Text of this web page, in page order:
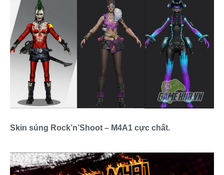
Skin súng Rock’n’Shoot – M4A1 cực chất.